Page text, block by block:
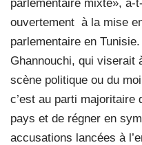
parlementaire mixte», a-
ouvertement à la mise
parlementaire en
Ghannouchi, qui viserait
scène politique ou du
c’est au parti majoritaire
pays et de régner en
accusations lancées à